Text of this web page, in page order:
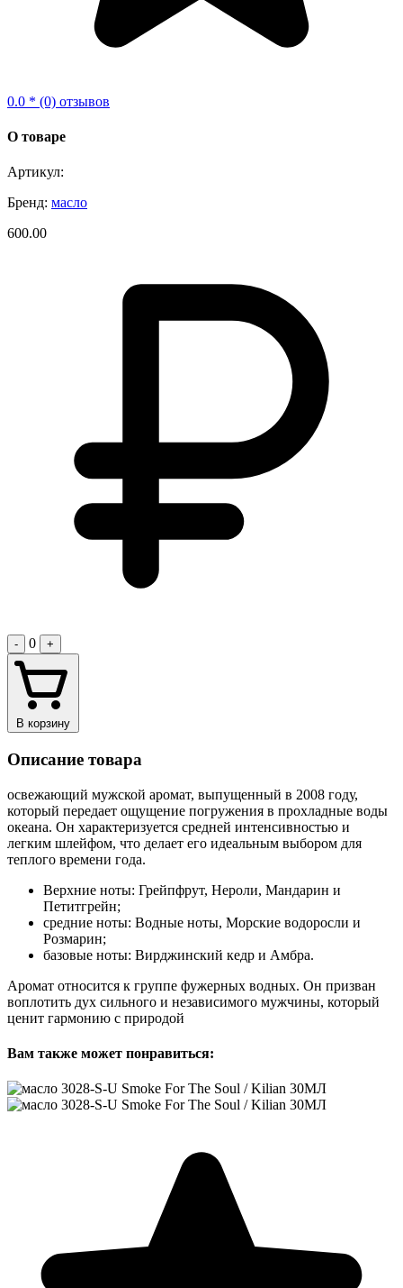
0.0 * (0) отзывов
О товаре
Артикул:
Бренд: масло
600.00
- 0 +
В корзину
Описание товара
освежающий мужской аромат, выпущенный в 2008 году,
который передает ощущение погружения в прохладные воды
океана. Он характеризуется средней интенсивностью и
легким шлейфом, что делает его идеальным выбором для
теплого времени года.
Верхние ноты: Грейпфрут, Нероли, Мандарин и
Петитгрейн;
средние ноты: Водные ноты, Морские водоросли и
Розмарин;
базовые ноты: Вирджинский кедр и Амбра.
Аромат относится к группе фужерных водных. Он призван
воплотить дух сильного и независимого мужчины, который
ценит гармонию с природой
Вам также может понравиться: